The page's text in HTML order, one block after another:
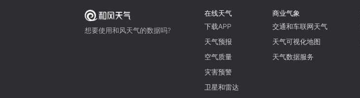
想要使用和风天气的数据吗?
在线天气
下载APP
天气预报
空气质量
灾害预警
卫星和雷达
商业气象
交通和车联网天气
天气可视化地图
天气数据服务